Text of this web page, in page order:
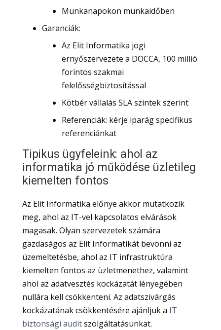
Munkanapokon munkaidőben
Garanciák:
Az Elit Informatika jogi
ernyőszervezete a DOCCA, 100 millió
forintos szakmai
felelősségbiztosítással
Kötbér vállalás SLA szintek szerint
Referenciák: kérje iparág specifikus
referenciánkat
Tipikus ügyfeleink: ahol az
informatika jó működése üzletileg
kiemelten fontos
Az Elit Informatika előnye akkor mutatkozik
meg, ahol az IT-vel kapcsolatos elvárások
magasak. Olyan szervezetek számára
gazdaságos az Elit Informatikát bevonni az
üzemeltetésbe, ahol az IT infrastruktúra
kiemelten fontos az üzletmenethez, valamint
ahol az adatvesztés kockázatát lényegében
nullára kell csökkenteni. Az adatszivárgás
kockázatának csökkentésére ajánljuk a IT
biztonsági auditszolgáltatásunkat.